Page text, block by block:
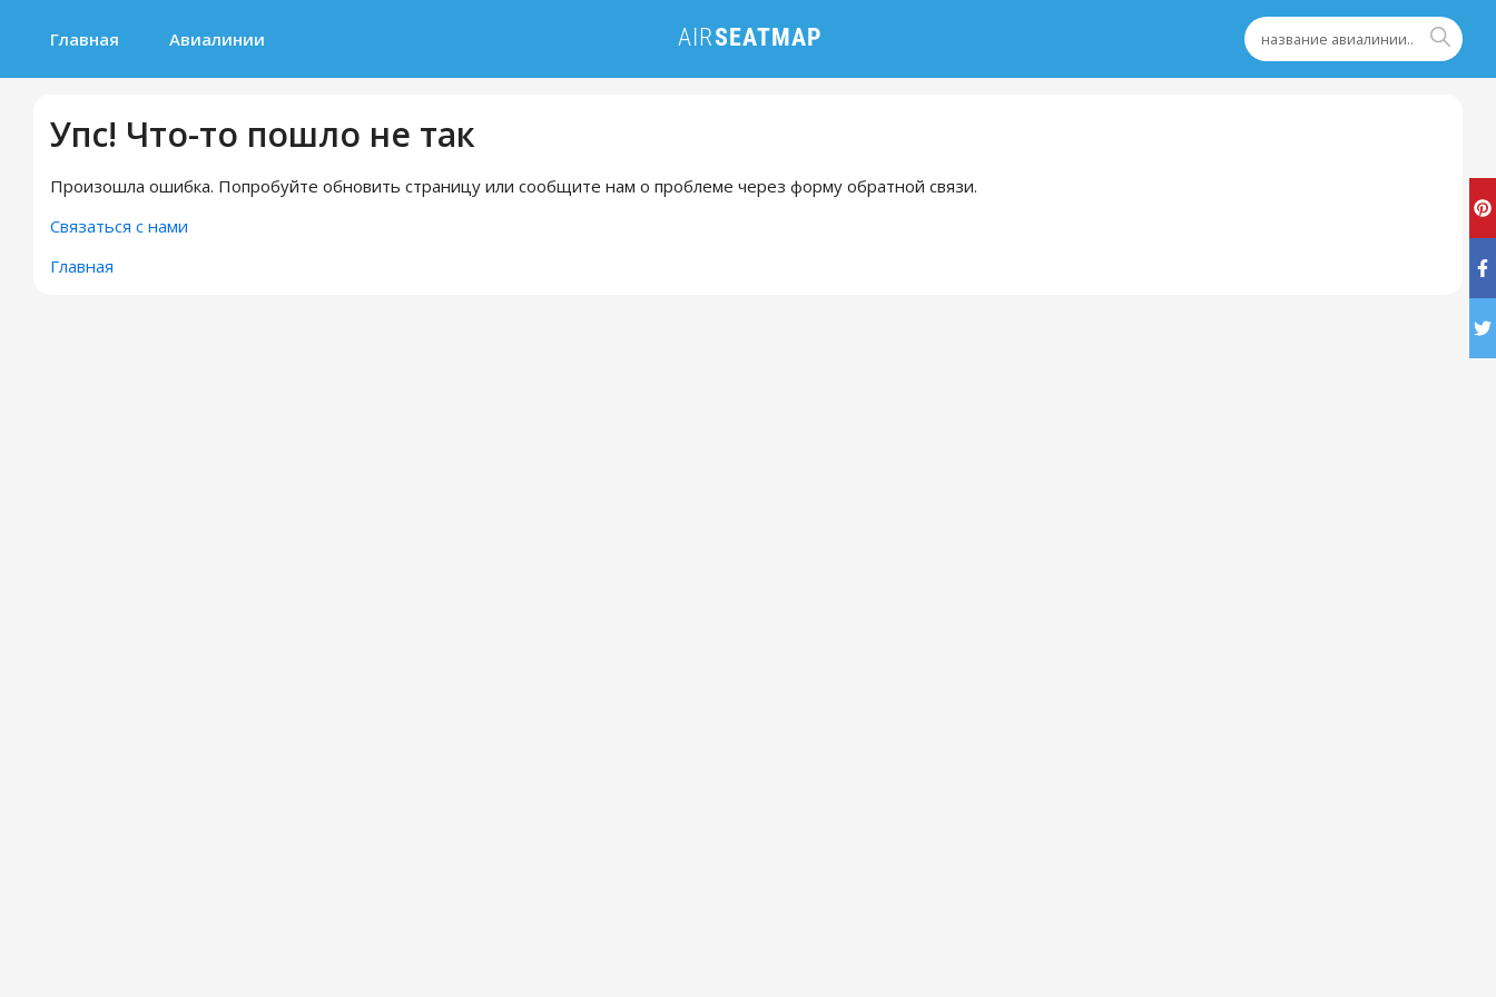
Главная Авиалинии
Упс! Что-то пошло не так
Произошла ошибка. Попробуйте обновить страницу или сообщите нам о проблеме через форму обратной связи.
Связаться с нами
Главная